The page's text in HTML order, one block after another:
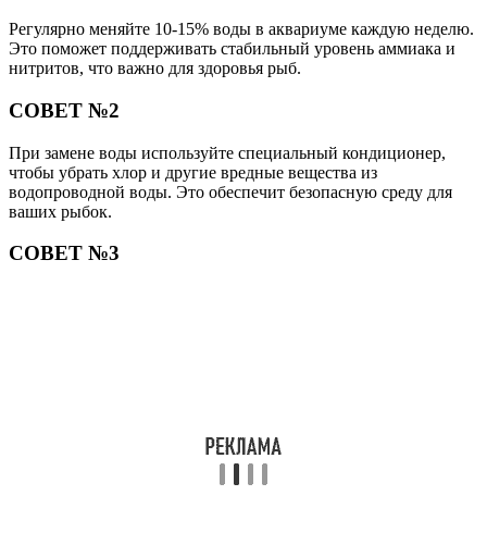
Регулярно меняйте 10-15% воды в аквариуме каждую неделю.
Это поможет поддерживать стабильный уровень аммиака и
нитритов, что важно для здоровья рыб.
СОВЕТ №2
При замене воды используйте специальный кондиционер,
чтобы убрать хлор и другие вредные вещества из
водопроводной воды. Это обеспечит безопасную среду для
ваших рыбок.
СОВЕТ №3